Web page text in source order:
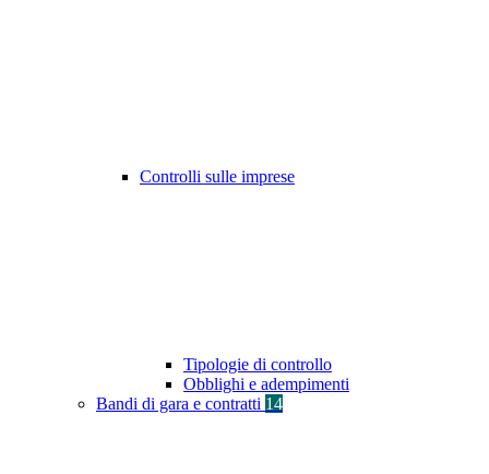
Controlli sulle imprese
Tipologie di controllo
Obblighi e adempimenti
Bandi di gara e contratti 14